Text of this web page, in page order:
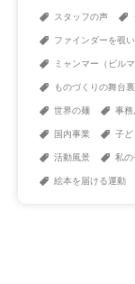
スタッフの声
ファインダーを覗
ミャンマー（ビル
ものづくりの舞台裏
世界の麺 事務
国内事業 子ど
活動風景 私の
絵本を届ける運動